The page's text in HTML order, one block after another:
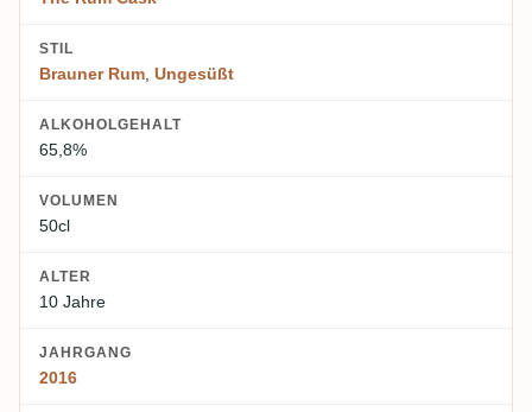
STIL
Brauner Rum Ungesüßt
ALKOHOLGEHALT
65,8%
VOLUMEN
50cl
ALTER
10 Jahre
JAHRGANG
2016